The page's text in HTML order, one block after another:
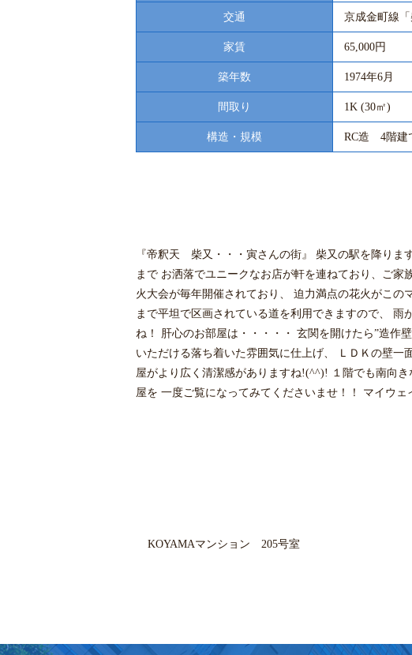
交通 京成金町線
家賃 65,000円
築年数 1974年6月
間取り 1K (30㎡)
構造・規模 RC造 4階建
『帝釈天 柴又・・・寅さんの街』 柴又の駅を降りま
まで お洒落でユニークなお店が軒を連ねており、ご
火大会が毎年開催されており、 迫力満点の花火がこ
まで平坦で区画されている道を利用できますので、
ね！ 肝心のお部屋は・・・・・ 玄関を開けたら”造作
いただける落ち着いた雰囲気に仕上げ、 ＬＤＫの壁一
屋がより広く清潔感がありますね!(^^)! １階でも南向
屋を 一度ご覧になってみてくださいませ！！ マイウ
KOYAMAマンション 205号室